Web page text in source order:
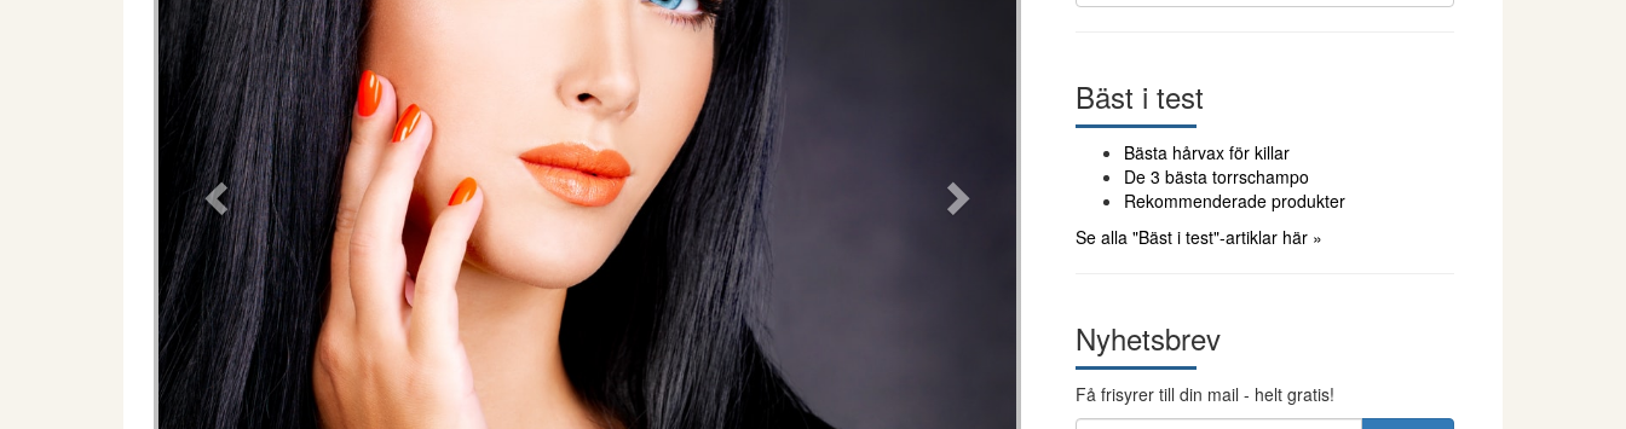
Bäst i test
Bästa hårvax för killar
De 3 bästa torrschampo
Rekommenderade produkter
Se alla "Bäst i test"-artiklar här »
Nyhetsbrev
Få frisyrer till din mail - helt gratis!